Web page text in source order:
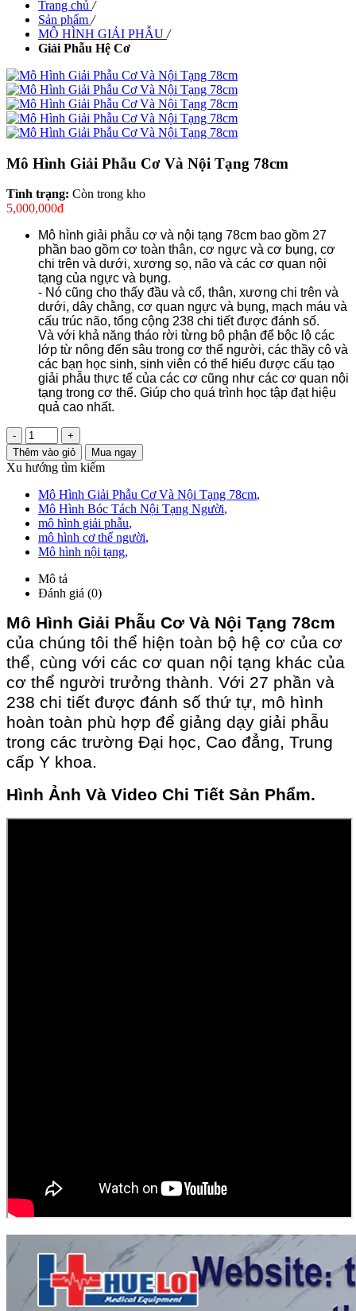
Trang chủ /
Sản phẩm /
MÔ HÌNH GIẢI PHẪU /
Giải Phẫu Hệ Cơ
Mô Hình Giải Phẫu Cơ Và Nội Tạng 78cm
Tình trạng: Còn trong kho
5,000,000đ
Mô hình giải phẫu cơ và nội tạng 78cm bao gồm 27
phần bao gồm cơ toàn thân, cơ ngực và cơ bụng, cơ
chi trên và dưới, xương sọ, não và các cơ quan nội
tạng của ngực và bụng.
- Nó cũng cho thấy đầu và cổ, thân, xương chi trên và
dưới, dây chằng, cơ quan ngực và bụng, mạch máu và
cấu trúc não, tổng cộng 238 chi tiết được đánh số.
Và với khả năng tháo rời từng bộ phận để bộc lộ các
lớp từ nông đến sâu trong cơ thể người, các thầy cô và
các bạn học sinh, sinh viên có thể hiểu được cấu tạo
giải phẫu thực tế của các cơ cũng như các cơ quan nội
tạng trong cơ thể. Giúp cho quá trình học tập đạt hiệu
quả cao nhất.
-
+
Thêm vào giỏ
Mua ngay
Xu hướng tìm kiếm
Mô Hình Giải Phẫu Cơ Và Nội Tạng 78cm,
Mô Hình Bóc Tách Nội Tạng Người,
mô hình giải phẫu,
mô hình cơ thể người,
Mô hình nội tạng,
Mô tả
Đánh giá (0)
Mô Hình Giải Phẫu Cơ Và Nội Tạng 78cm
của chúng tôi thể hiện toàn bộ hệ cơ của cơ
thể, cùng với các cơ quan nội tạng khác của
cơ thể người trưởng thành. Với 27 phần và
238 chi tiết được đánh số thứ tự, mô hình
hoàn toàn phù hợp để giảng dạy giải phẫu
trong các trường Đại học, Cao đẳng, Trung
cấp Y khoa.
Hình Ảnh Và Video Chi Tiết Sản Phẩm.